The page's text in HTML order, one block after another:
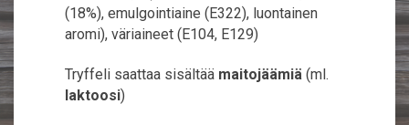
(18%), emulgointiaine (E322), luontainen
aromi), väriaineet (E104, E129)
Tryffeli saattaa sisältää maitojäämiä (ml.
laktoosi)